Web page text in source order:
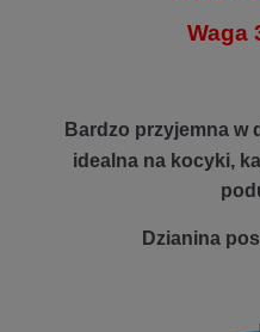
Waga
Bardzo przyjemna w
idealna na kocyki,
Dzianina